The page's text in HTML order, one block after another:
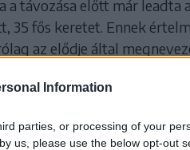
Information
parties, or processing of your
us, please use the below opt-out
a távozása előtt már leadta
35 fős keretet. Ennek
az elődje által
amikor a klub